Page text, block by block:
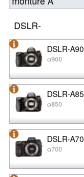
DSLR-
DSLR-
α900
DSLR-
α850
DSLR-
α700